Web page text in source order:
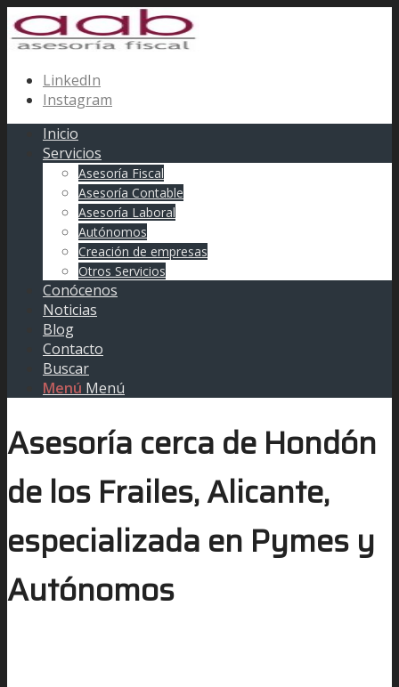
LinkedIn
Instagram
Inicio
Servicios
Asesoría Fiscal
Asesoría Contable
Asesoría Laboral
Autónomos
Creación de empresas
Otros Servicios
Conócenos
Noticias
Blog
Contacto
Buscar
Menú Menú
Asesoría cerca de Hondón
de los Frailes, Alicante,
especializada en Pymes y
Autónomos